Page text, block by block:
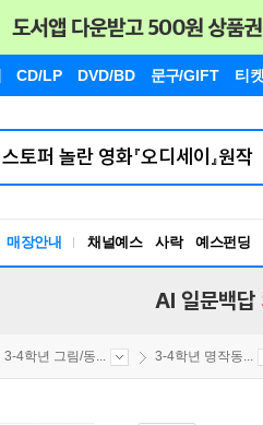
CD/LP DVD/BD 문구/GIFT 티켓
매장안내 채널예스 사락 예스펀딩
AI 일문백답
3-4학년 그림/동... 3-4학년 명작동...